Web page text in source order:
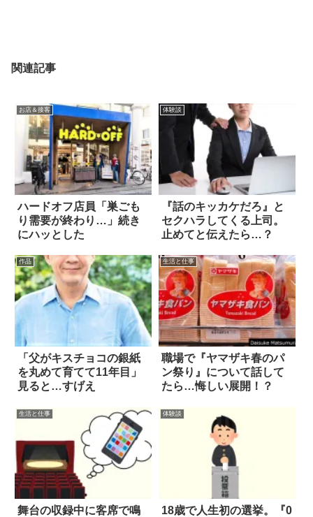
関連記事
お店＆接客
ハードオフ店員「巣ごも
り需要が終わり…」続き
にハッとした
体験談
『話のキッカケだろ』と
セクハラしてくる上司。
止めてと伝えたら…？
作品
「父がキスチョコの銀紙
を丸めて育てて11年目」
見ると…すげえ
生活と仕事
職場で『ヤマザキ春のパ
ン祭り』について話して
たら…悔しい展開！？
生活と仕事
舞台の収録中に客席で鳴
体験談
18歳で人生初の選挙。『0